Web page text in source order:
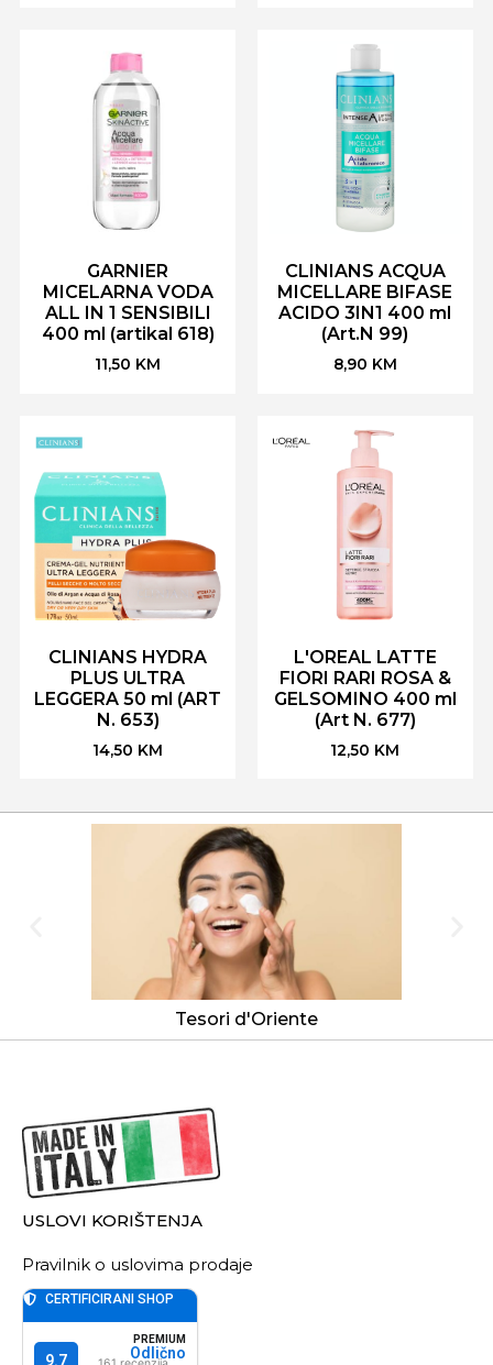
GARNIER
MICELARNA VODA
ALL IN 1 SENSIBILI
400 ml (artikal 618)
11,50 KM
CLINIANS ACQUA
MICELLARE BIFASE
ACIDO 3IN1 400 ml
(Art.N 99)
8,90 KM
CLINIANS HYDRA
PLUS ULTRA
LEGGERA 50 ml (ART
N. 653)
14,50 KM
L'OREAL LATTE
FIORI RARI ROSA &
GELSOMINO 400 ml
(Art N. 677)
12,50 KM
Tesori d'Oriente
USLOVI KORIŠTENJA
Pravilnik o uslovima prodaje